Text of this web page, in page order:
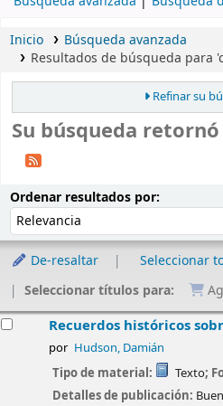
Inicio
Búsqueda avanzada
Resultados de búsqueda para
Refinar su
Su búsqueda
Ordenar resultados por:
De-resaltar Seleccionar
Seleccionar títulos para:
Recuerdos históricos
por Hudson, Damián
Tipo de material: Texto;
Detalles de publicación: